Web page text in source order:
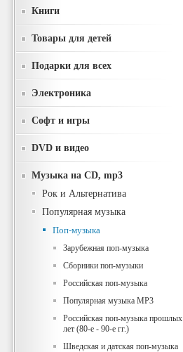
Книги
Товары для детей
Подарки для всех
Электроника
Софт и игры
DVD и видео
Музыка на CD, mp3
Рок и Альтернатива
Популярная музыка
Поп-музыка
Зарубежная поп-музыка
Сборники поп-музыки
Российская поп-музыка
Популярная музыка MP3
Российская поп-музыка прошлых
лет (80-е - 90-е гг.)
Шведская и датская поп-музыка